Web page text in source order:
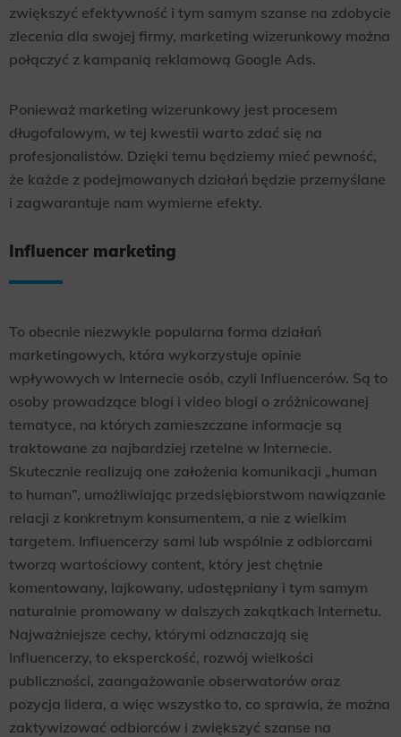
zwiększyć efektywność i tym samym szanse na zdobycie
zlecenia dla swojej firmy, marketing wizerunkowy można
połączyć z kampanią reklamową Google Ads.
Ponieważ marketing wizerunkowy jest procesem
długofalowym, w tej kwestii warto zdać się na
profesjonalistów. Dzięki temu będziemy mieć pewność,
że każde z podejmowanych działań będzie przemyślane
i zagwarantuje nam wymierne efekty.
Influencer marketing
To obecnie niezwykle popularna forma działań
marketingowych, która wykorzystuje opinie
wpływowych w Internecie osób, czyli Influencerów. Są to
osoby prowadzące blogi i video blogi o zróżnicowanej
tematyce, na których zamieszczane informacje są
traktowane za najbardziej rzetelne w Internecie.
Skutecznie realizują one założenia komunikacji „human
to human”, umożliwiając przedsiębiorstwom nawiązanie
relacji z konkretnym konsumentem, a nie z wielkim
targetem. Influencerzy sami lub wspólnie z odbiorcami
tworzą wartościowy content, który jest chętnie
komentowany, lajkowany, udostępniany i tym samym
naturalnie promowany w dalszych zakątkach Internetu.
Najważniejsze cechy, którymi odznaczają się
Influencerzy, to eksperckość, rozwój wielkości
publiczności, zaangażowanie obserwatorów oraz
pozycja lidera, a więc wszystko to, co sprawia, że można
zaktywizować odbiorców i zwiększyć szanse na